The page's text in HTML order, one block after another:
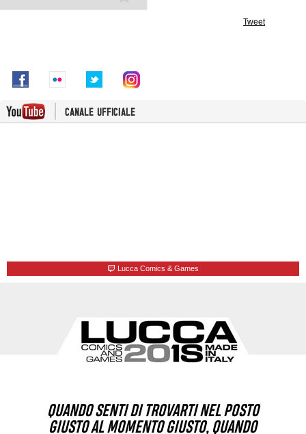
Tweet
Lucca Comics & Games
QUANDO SENTI DI TROVARTI NEL POSTO
GIUSTO AL MOMENTO GIUSTO, QUANDO